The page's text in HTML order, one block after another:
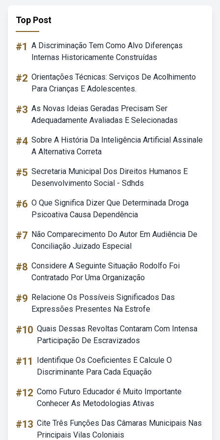
Top Post
#1 A Discriminação Tem Como Alvo Diferenças
Internas Historicamente Construídas
#2 Orientações Técnicas: Serviços De Acolhimento
Para Crianças E Adolescentes.
#3 As Novas Ideias Geradas Precisam Ser
Adequadamente Avaliadas E Selecionadas
#4 Sobre A História Da Inteligência Artificial Assinale
A Alternativa Correta
#5 Secretaria Municipal Dos Direitos Humanos E
Desenvolvimento Social - Sdhds
#6 O Que Significa Dizer Que Determinada Droga
Psicoativa Causa Dependência
#7 Não Comparecimento Do Autor Em Audiência De
Conciliação Juizado Especial
#8 Considere A Seguinte Situação Rodolfo Foi
Contratado Por Uma Organização
#9 Relacione Os Possíveis Significados Das
Expressões Presentes Na Estrofe
#10 Quais Dessas Revoltas Contaram Com Intensa
Participação De Escravizados
#11
Identifique Os Coeficientes E Calcule O
Discriminante Para Cada Equação
#12 Como Futuro Educador é Muito Importante
Conhecer As Metodologias Ativas
#13 Cite Três Funções Das Câmaras Municipais Nas
Principais Vilas Coloniais